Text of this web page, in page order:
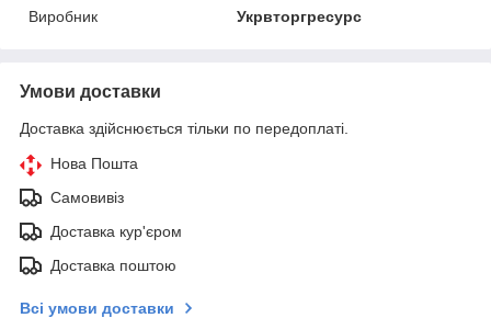
Виробник
Укрвторгресурс
Умови доставки
Доставка здійснюється тільки по передоплаті.
Нова Пошта
Самовивіз
Доставка кур'єром
Доставка поштою
Всі умови доставки